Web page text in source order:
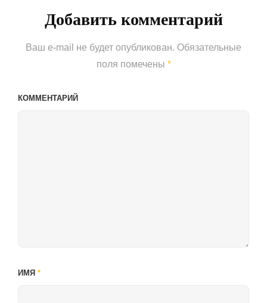
Добавить комментарий
Ваш e-mail не будет опубликован. Обязательные
поля помечены *
КОММЕНТАРИЙ
ИМЯ *